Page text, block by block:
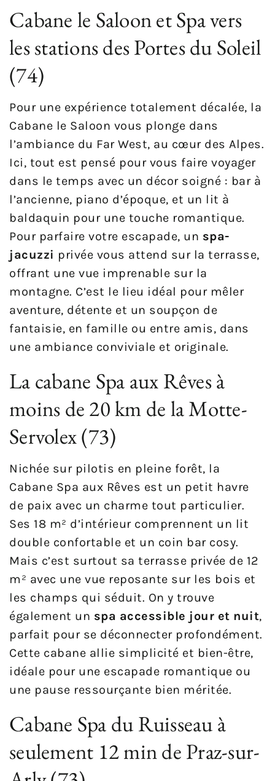
Cabane le Saloon et Spa vers
les stations des Portes du Soleil
(74)
Pour une expérience totalement décalée, la
Cabane le Saloon vous plonge dans
l’ambiance du Far West, au cœur des Alpes.
Ici, tout est pensé pour vous faire voyager
dans le temps avec un décor soigné : bar à
l’ancienne, piano d’époque, et un lit à
baldaquin pour une touche romantique.
Pour parfaire votre escapade, un spa-
jacuzzi privée vous attend sur la terrasse,
offrant une vue imprenable sur la
montagne. C’est le lieu idéal pour mêler
aventure, détente et un soupçon de
fantaisie, en famille ou entre amis, dans
une ambiance conviviale et originale.
La cabane Spa aux Rêves à
moins de 20 km de la Motte-
Servolex (73)
Nichée sur pilotis en pleine forêt, la
Cabane Spa aux Rêves est un petit havre
de paix avec un charme tout particulier.
Ses 18 m² d’intérieur comprennent un lit
double confortable et un coin bar cosy.
Mais c’est surtout sa terrasse privée de 12
m² avec une vue reposante sur les bois et
les champs qui séduit. On y trouve
également un spa accessible jour et nuit,
parfait pour se déconnecter profondément.
Cette cabane allie simplicité et bien-être,
idéale pour une escapade romantique ou
une pause ressourçante bien méritée.
Cabane Spa du Ruisseau à
seulement 12 min de Praz-sur-